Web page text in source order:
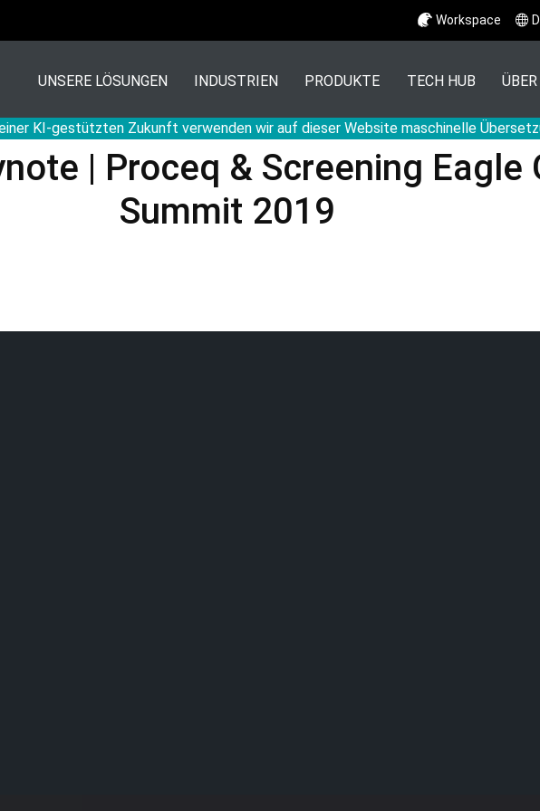
Workspace
KI-gestützten Zukunft verwenden wir auf dieser Website maschinelle
UNSERE LÖSUNGEN INDUSTRIEN PRODUKTE TECH HUB
| Proceq & Screening Eagle
Summit 2019